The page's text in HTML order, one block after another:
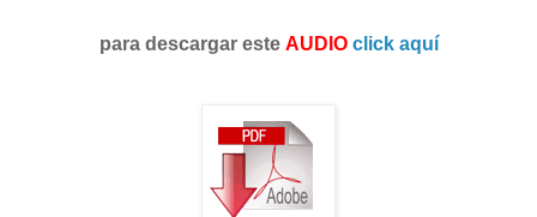
para descargar este AUDIO click aquí